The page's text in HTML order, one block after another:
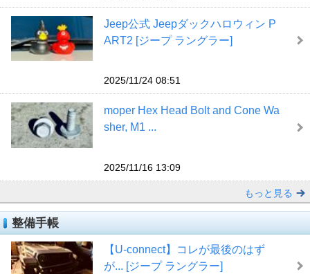
Jeep公式 Jeepダックハロウィン P
ART2 [ジープ ラングラー]
2025/11/24 08:51
moper Hex Head Bolt and Cone Wa
sher, M1 ...
2025/11/16 13:09
もっと見る
整備手帳
【U-connect】コレが最後のはず
が... [ジープ ラングラー]